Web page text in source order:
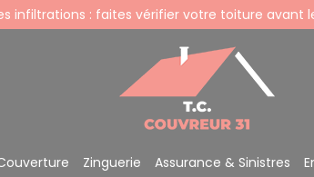
infiltrations : faites vérifier votre toiture avant
Zinguerie Assurance & Sinistres